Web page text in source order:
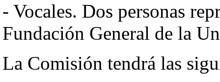
- Vocales. Dos personas
Fundación General de la
La Comisión tendrá las